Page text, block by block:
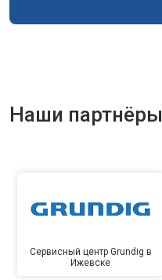
Наши партнёры
Сервисный центр Grundig в
Ижевске